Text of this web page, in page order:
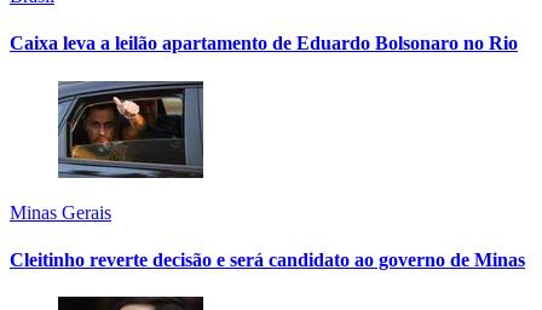
Caixa leva a leilão apartamento de Eduardo Bolsonaro no Rio
Minas Gerais
Cleitinho reverte decisão e será candidato ao governo de Minas